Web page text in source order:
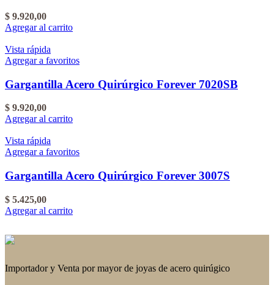
$ 9.920,00
Agregar al carrito
Vista rápida
Agregar a favoritos
Gargantilla Acero Quirúrgico Forever 7020SB
$ 9.920,00
Agregar al carrito
Vista rápida
Agregar a favoritos
Gargantilla Acero Quirúrgico Forever 3007S
$ 5.425,00
Agregar al carrito
Importador y Venta por mayor de joyas de acero quirúgico